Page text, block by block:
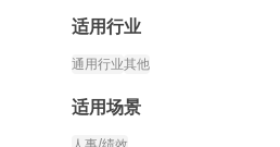
适用行业
通用行业其他
适用场景